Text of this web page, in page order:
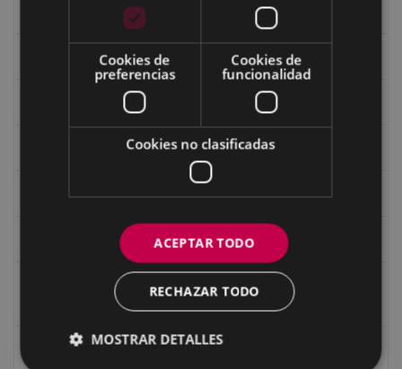
Fondo Bolumburu
Fondo Carlos Narbaiza
Iglesia de Azitain
Ignacio Zuloaga (1870-2020)
Ignacio Zuloaga, cuadros del autor en las tiendas de
Indalecio Ojanguren Diputación de Gipuzkoa
Cookies de
preferencias
Cookies de
funcionalidad
Cookies no clasificadas
ACEPTAR TODO
RECHAZAR TODO
MOSTRAR DETALLES